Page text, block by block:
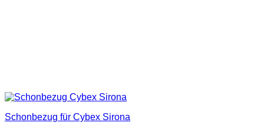
Schonbezug für Cybex Sirona